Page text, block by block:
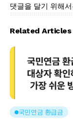
댓글을 달기 위해
Related Articles
국민연금 환급금